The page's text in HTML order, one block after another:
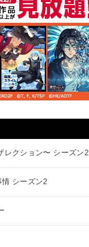
レクション〜 シーズン2
シーズン2